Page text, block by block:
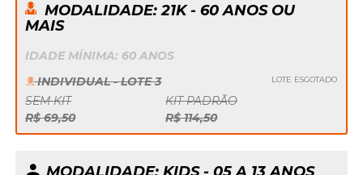
MODALIDADE: 21K - 60 ANOS OU
MAIS
IDADE MÍNIMA: 60 ANOS
INDIVIDUAL - LOTE 3
LOTE ESGOTADO
SEM KIT
KIT PADRÃO
R$ 69,50
R$ 114,50